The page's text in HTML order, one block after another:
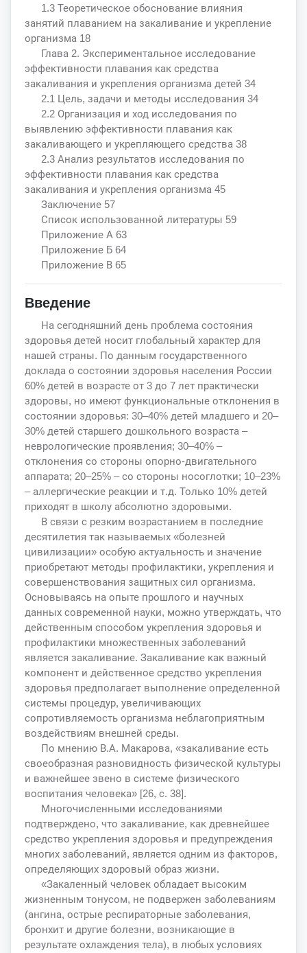
1.3 Теоретическое обоснование влияния
занятий плаванием на закаливание и укрепление
организма 18
Глава 2. Экспериментальное исследование
эффективности плавания как средства
закаливания и укрепления организма детей 34
2.1 Цель, задачи и методы исследования 34
2.2 Организация и ход исследования по
выявлению эффективности плавания как
закаливающего и укрепляющего средства 38
2.3 Анализ результатов исследования по
эффективности плавания как средства
закаливания и укрепления организма 45
Заключение 57
Список использованной литературы 59
Приложение А 63
Приложение Б 64
Приложение В 65
Введение
На сегодняшний день проблема состояния
здоровья детей носит глобальный характер для
нашей страны. По данным государственного
доклада о состоянии здоровья населения России
60% детей в возрасте от 3 до 7 лет практически
здоровы, но имеют функциональные отклонения в
состоянии здоровья: 30–40% детей младшего и 20–
30% детей старшего дошкольного возраста –
неврологические проявления; 30–40% –
отклонения со стороны опорно-двигательного
аппарата; 20–25% – со стороны носоглотки; 10–23%
– аллергические реакции и т.д. Только 10% детей
приходят в школу абсолютно здоровыми.
В связи с резким возрастанием в последние
десятилетия так называемых «болезней
цивилизации» особую актуальность и значение
приобретают методы профилактики, укрепления и
совершенствования защитных сил организма.
Основываясь на опыте прошлого и научных
данных современной науки, можно утверждать, что
действенным способом укрепления здоровья и
профилактики множественных заболеваний
является закаливание. Закаливание как важный
компонент и действенное средство укрепления
здоровья предполагает выполнение определенной
системы процедур, увеличивающих
сопротивляемость организма неблагоприятным
воздействиям внешней среды.
По мнению В.А. Макарова, «закаливание есть
своеобразная разновидность физической культуры
и важнейшее звено в системе физического
воспитания человека» [26, с. 38].
Многочисленными исследованиями
подтверждено, что закаливание, как древнейшее
средство укрепления здоровья и предупреждения
многих заболеваний, является одним из факторов,
определяющих здоровый образ жизни.
«Закаленный человек обладает высоким
жизненным тонусом, не подвержен заболеваниям
(ангина, острые респираторные заболевания,
бронхит и другие болезни, возникающие в
результате охлаждения тела), в любых условиях